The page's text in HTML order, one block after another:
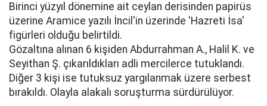
Birinci yüzyıl dönemine ait ceylan derisinden papirüs
üzerine Aramice yazılı İncil'in üzerinde 'Hazreti İsa'
figürleri olduğu belirtildi.
Gözaltına alınan 6 kişiden Abdurrahman A., Halil K. ve
Seyithan Ş. çıkarıldıkları adli mercilerce tutuklandı.
Diğer 3 kişi ise tutuksuz yargılanmak üzere serbest
bırakıldı. Olayla alakalı soruşturma sürdürülüyor.